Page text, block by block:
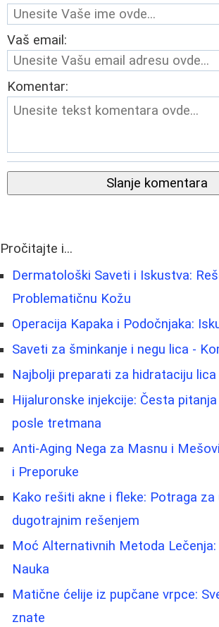
Vaš email:
Komentar:
Slanje komentara
Pročitajte i...
Dermatološki Saveti i Iskustva:
Problematičnu Kožu
Operacija Kapaka i Podočnjaka:
Saveti za šminkanje i negu lica -
Najbolji preparati za hidrataciju
Hijaluronske injekcije: Česta
posle tretmana
Anti-Aging Nega za Masnu i
i Preporuke
Kako rešiti akne i fleke: Potraga
dugotrajnim rešenjem
Moć Alternativnih Metoda
Nauka
Matične ćelije iz pupčane vrpce:
znate